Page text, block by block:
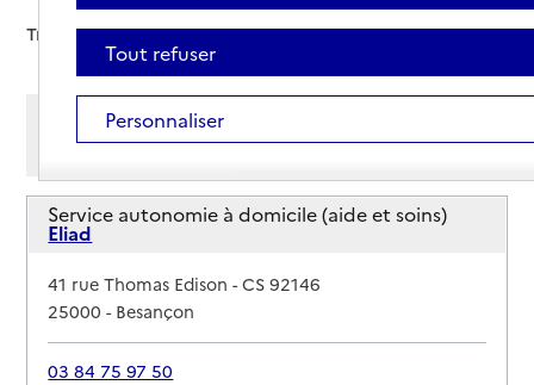
Trier par :
Afficher les résultats par:
Mode liste
Mode carte
Service autonomie à domicile (aide et soins)
Eliad
Adresse
41 rue Thomas Edison - CS 92146
25000-Besançon
03 84 75 97 50
Tout refuser
Personnaliser